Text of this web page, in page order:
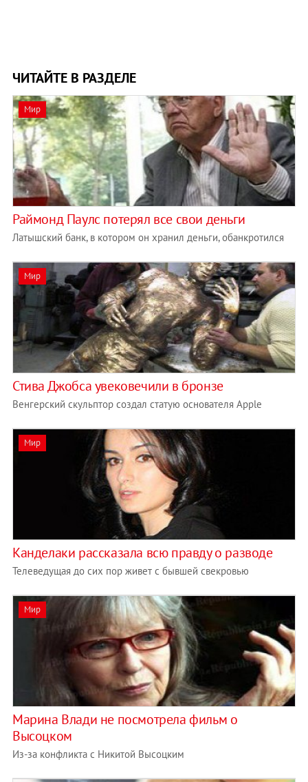
ЧИТАЙТЕ В РАЗДЕЛЕ
Мир
Раймонд Паулс потерял все свои деньги
Латышский банк, в котором он хранил деньги, обанкротился
Мир
Стива Джобса увековечили в бронзе
Венгерский скульптор создал статую основателя Apple
Мир
Канделаки рассказала всю правду о разводе
Телеведущая до сих пор живет с бывшей свекровью
Мир
Марина Влади не посмотрела фильм о
Высоцком
Из-за конфликта с Никитой Высоцким